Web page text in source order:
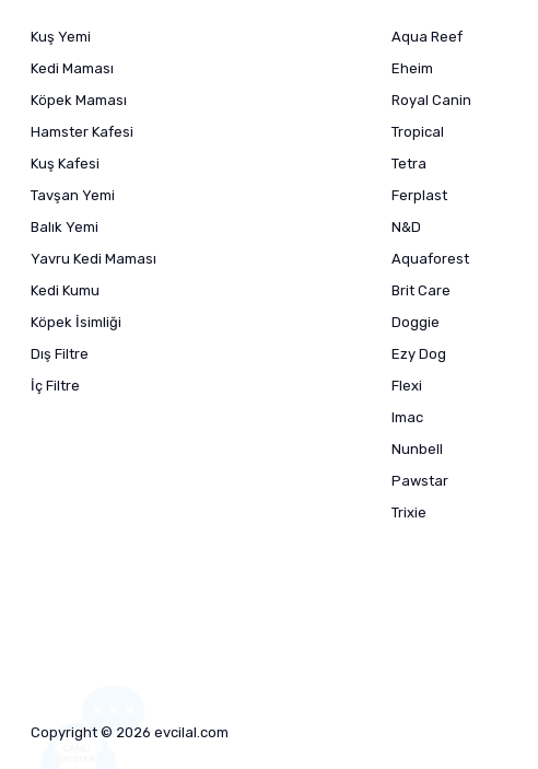
Kuş Yemi
Kedi Maması
Köpek Maması
Hamster Kafesi
Kuş Kafesi
Tavşan Yemi
Balık Yemi
Yavru Kedi Maması
Kedi Kumu
Köpek İsimliği
Dış Filtre
İç Filtre
Aqua Reef
Eheim
Royal Canin
Tropical
Tetra
Ferplast
N&D
Aquaforest
Brit Care
Doggie
Ezy Dog
Flexi
Imac
Nunbell
Pawstar
Trixie
Copyright © 2026 evcilal.com